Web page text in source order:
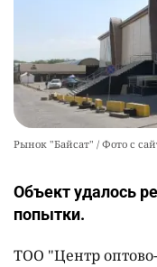
Рынок "Байсат" / Фото с
Объект удалось
попытки.
ТОО "Центр